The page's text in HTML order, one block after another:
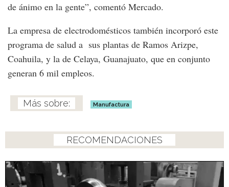
de ánimo en la gente”, comentó Mercado.
La empresa de electrodomésticos también incorporó este
programa de salud a sus plantas de Ramos Arizpe,
Coahuila, y la de Celaya, Guanajuato, que en conjunto
generan 6 mil empleos.
Manufactura
RECOMENDACIONES